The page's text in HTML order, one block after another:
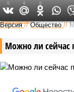
Версия //Общество //
Можно ли сейчас
0 0 0